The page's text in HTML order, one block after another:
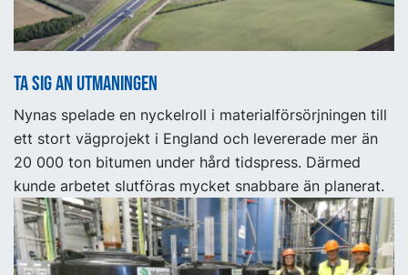
Ta sig an utmaningen
Nynas spelade en nyckelroll i materialförsörjningen till
ett stort vägprojekt i England och levererade mer än
20 000 ton bitumen under hård tidspress. Därmed
kunde arbetet slutföras mycket snabbare än planerat.